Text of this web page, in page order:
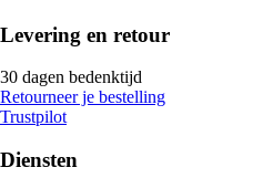
Levering en retour
30 dagen bedenktijd
Retourneer je bestelling
Trustpilot
Diensten